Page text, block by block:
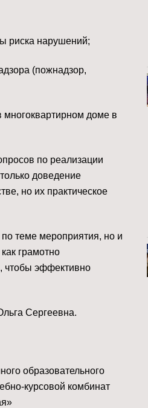
риска нарушений;
(пожнадзор,
доме в
по реализации
доведение
но их практическое
теме мероприятия, но и
грамотно
чтобы эффективно
Сергеевна.
образовательного
курсовой комбинат